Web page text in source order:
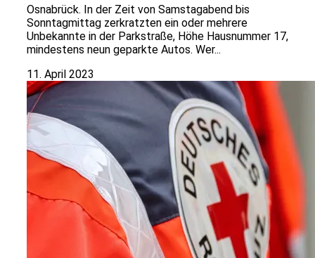
Osnabrück. In der Zeit von Samstagabend bis
Sonntagmittag zerkratzten ein oder mehrere
Unbekannte in der Parkstraße, Höhe Hausnummer 17,
mindestens neun geparkte Autos. Wer...
11. April 2023